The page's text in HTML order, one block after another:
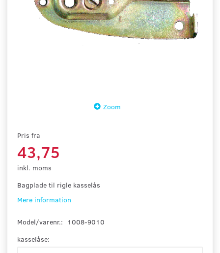
Zoom
Pris fra
43,75
inkl. moms
Bagplade til rigle kasselås
Mere information
Model/varenr.:
1008-9010
kasselåse: